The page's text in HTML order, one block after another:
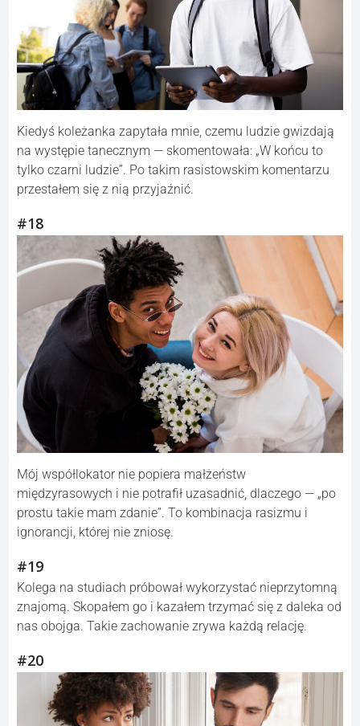
Kiedyś koleżanka zapytała mnie, czemu ludzie gwizdają
na występie tanecznym — skomentowała: „W końcu to
tylko czarni ludzie”. Po takim rasistowskim komentarzu
przestałem się z nią przyjaźnić.
#18
Mój współlokator nie popiera małżeństw
międzyrasowych i nie potrafił uzasadnić, dlaczego — „po
prostu takie mam zdanie”. To kombinacja rasizmu i
ignorancji, której nie zniosę.
#19
Kolega na studiach próbował wykorzystać nieprzytomną
znajomą. Skopałem go i kazałem trzymać się z daleka od
nas obojga. Takie zachowanie zrywa każdą relację.
#20